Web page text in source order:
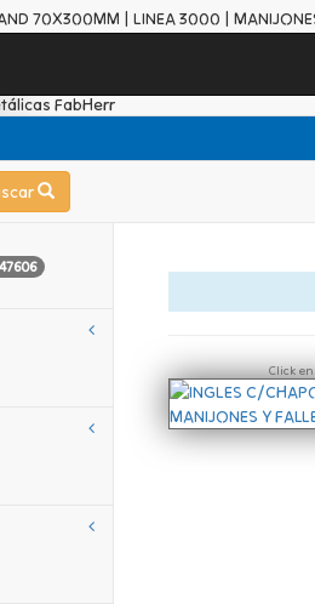
70X300MM | LINEA 3000 |
Click